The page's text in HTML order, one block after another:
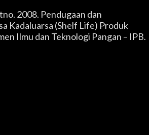
2008. Pendugaan dan
Kadaluarsa (Shelf Life) Produk
Ilmu dan Teknologi Pangan – IPB.